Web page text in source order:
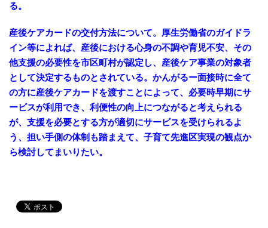
る。
産後ケアカードの交付方法について。厚生労働省のガイドラ
イン等によれば、産後における心身の不調や育児不安、その
他支援の必要性を市区町村が認定し、産後ケア事業の対象者
として決定するものとされている。かんがるー面接時に全て
の方に産後ケアカードを渡すことによって、必要時早期にサ
ービスが利用でき、利便性の向上につながると考えられる
が、支援を必要とする方が適切にサービスを受けられるよ
う、担い手側の体制も踏まえて、子育て先進区実現の観点か
ら検討してまいりたい。